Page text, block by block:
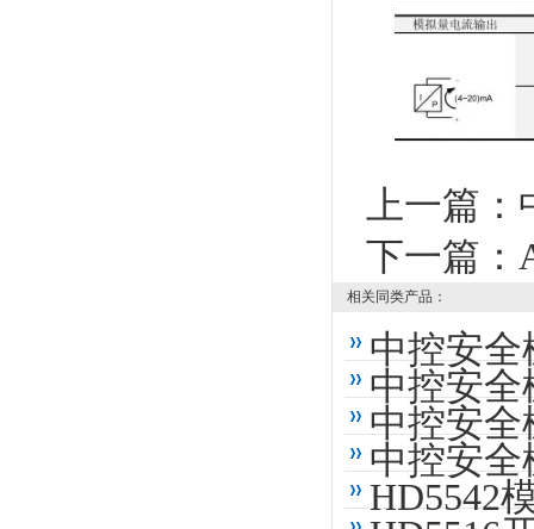
上一篇：
下一篇：
相关同类产品：
中控安全
中控安全
中控安全
中控安全
HD5542